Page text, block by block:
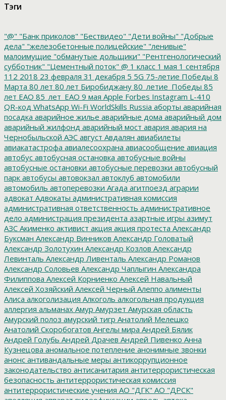
Тэги
"@" "Банк приколов" "Бествидео" "Дети войны" "Добрые
дела" "железобетонные полицейские" "ленивые"
малоимущие "обманутые дольщики" "Рентгенологический
субботник" "Цементный поток" @ 1 класс 1 мая 1 сентября
112 2018 23 февраля 31 декабря 5 5G 75-летие Победы 8
Марта 80 лет 80 лет Биробиджану 80_летие_Победы 85
лет ЕАО 85_лет_ЕАО 9 мая Apple Forbes Instagram L-410
QR-код WhatsApp Wi-Fi WorldSkills Russia аборты аварийная
посадка аварийное жилье аварийные дома аварийный дом
аварийный жилфонд аварийный мост авария авария на
Чернобыльской АЭС август Авдалян авиабилеты
авиакатастрофа авиалесоохрана авиасообщение авиация
автобус автобусная остановка автобусные войны
автобусные остановки автобусные перевозки автобусный
парк автобусы автовокзал автоклуб автомобили
автомобиль автоперевозки Агада агитпоезд аграрии
адвокат Адвокаты административная комиссия
административная ответственность административное
дело администрация президента азартные игры азимут
АЗС Акименко активист акция акция протеста Александр
Буксман Александр Винников Александр Головатый
Александр Золотухин Александр Козлов Александр
Левинталь Александр Ливенталь Александр Романов
Александр Соловьев Александр Чаплыгин Александра
Филиппова Алексей Корниенко Алексей Навальный
Алексей Хозяйский Алексей Черный Алеппо алименты
Алиса алкоголизация Алкоголь алкогольная продукция
аллергия альманах Амур Амурзет Амурская область
Амурский полоз амурский тигр Анатолий Мелешко
Анатолий Скоробогатов Ангелы мира Андрей Бялик
Андрей Голубь Андрей Драчев Андрей Пивенко Анна
Кузнецова аномальное потепление анонимные звонки
анонс антивандальные меры антикоррупционное
законодательство антисанитария антитеррористическая
безопасность антитеррористическая комиссия
антитеррористические учения АО "ДГК" АО "ДРСК"